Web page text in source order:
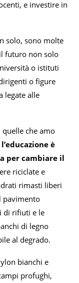
e investire in
solo, sono molte
futuro non solo
o istituti
o figure
legate alle
che amo
è
per cambiare il
riciclate e
rimasti liberi
pavimento
di rifiuti e le
di legno
al degrado.
bianchi e
profughi,